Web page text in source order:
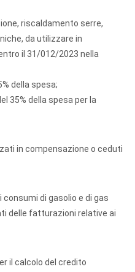
riscaldamento serre,
da utilizzare in
il 31/012/2023 nella
della spesa;
35% della spesa per la
in compensazione o ceduti
consumi di gasolio e di gas
delle fatturazioni relative ai
il calcolo del credito